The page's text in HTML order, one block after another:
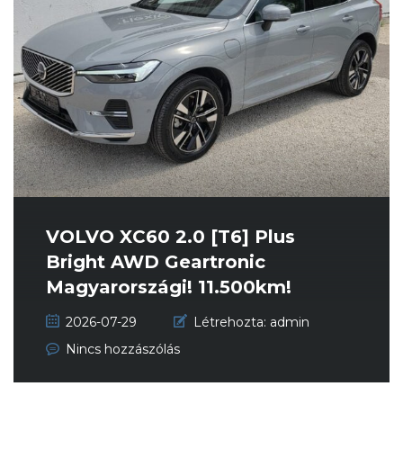
VOLVO XC60 2.0 [T6] Plus
Bright AWD Geartronic
Magyarországi! 11.500km!
GARANCIÁLIS!!...
2026-07-29 Létrehozta: admin
Nincs hozzászólás